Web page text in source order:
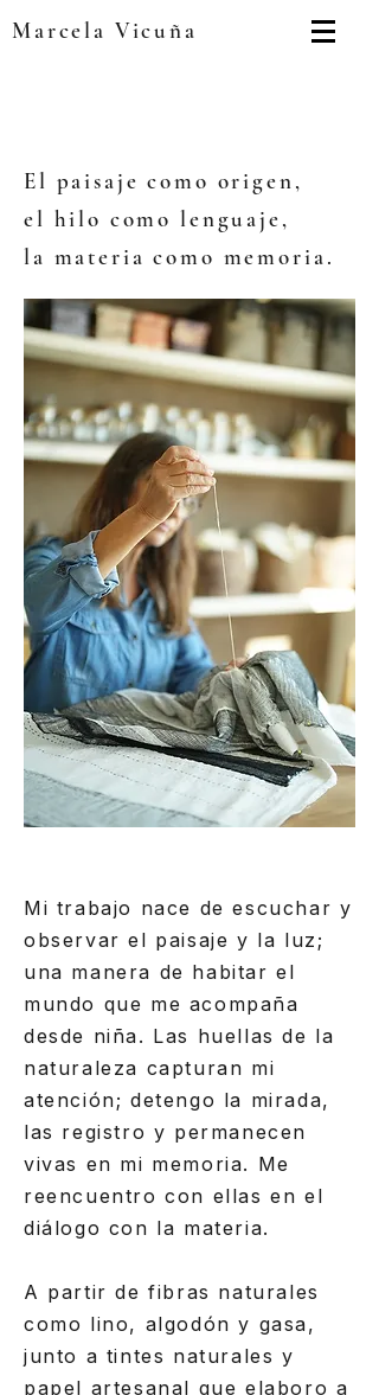
Marcela Vicuña
El paisaje como origen,
el hilo como lenguaje,
la materia como memoria.
Mi trabajo nace de escuchar y
observar el paisaje y la luz;
una manera de habitar el
mundo que me acompaña
desde niña. Las huellas de la
naturaleza capturan mi
atención; detengo la mirada,
las registro y permanecen
vivas en mi memoria. Me
reencuentro con ellas en el
diálogo con la materia.
A partir de fibras naturales
como lino, algodón y gasa,
junto a tintes naturales y
papel artesanal que elaboro a